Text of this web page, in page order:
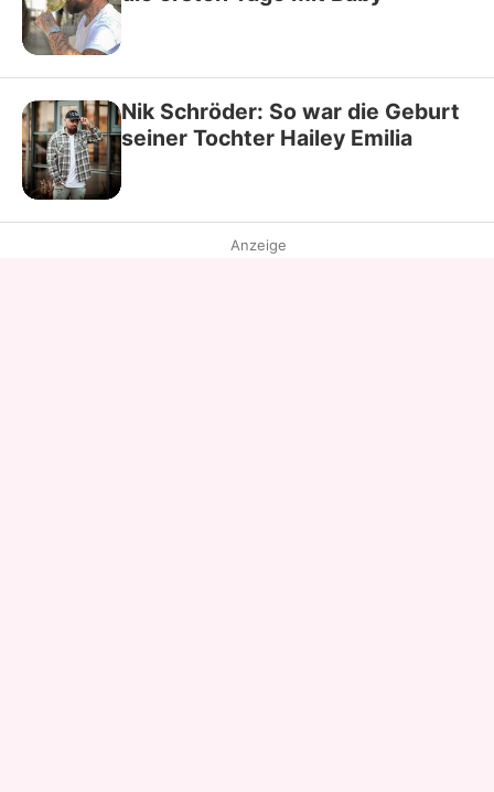
Nik Schröder: So war die Geburt
seiner Tochter Hailey Emilia
Anzeige